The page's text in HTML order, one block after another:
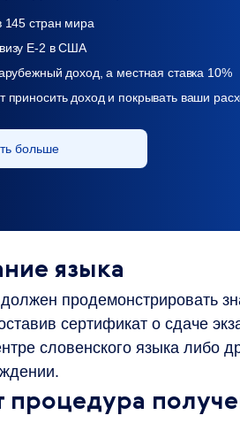
145 стран мира
Е-2 в США
доход, а местная ставка 10%
приносить доход и покрывать ваши
больше
языка
продемонстрировать
сертификат о сдаче
словенского языка либо
процедура